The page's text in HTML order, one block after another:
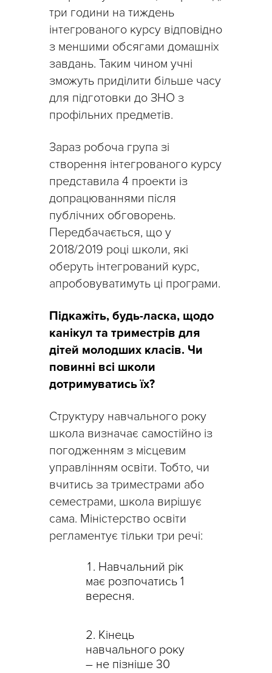
три години на тиждень
інтегрованого курсу відповідно
з меншими обсягами домашніх
завдань. Таким чином учні
зможуть приділити більше часу
для підготовки до ЗНО з
профільних предметів.
Зараз робоча група зі
створення інтегрованого курсу
представила 4 проекти із
допрацюваннями після
публічних обговорень.
Передбачається, що у
2018/2019 році школи, які
оберуть інтегрований курс,
апробовуватимуть ці програми.
Підкажіть, будь-ласка, щодо
канікул та триместрів для
дітей молодших класів. Чи
повинні всі школи
дотримуватись їх?
Структуру навчального року
школа визначає самостійно із
погодженням з місцевим
управлінням освіти. Тобто, чи
вчитись за триместрами або
семестрами, школа вирішує
сама. Міністерство освіти
регламентує тільки три речі:
Навчальний рік
має розпочатись 1
вересня.
Кінець
навчального року
– не пізніше 30